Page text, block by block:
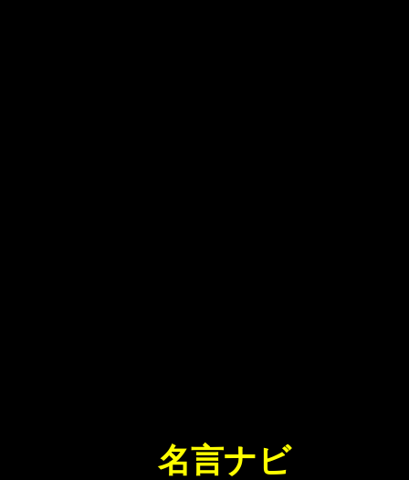
名言ナビ